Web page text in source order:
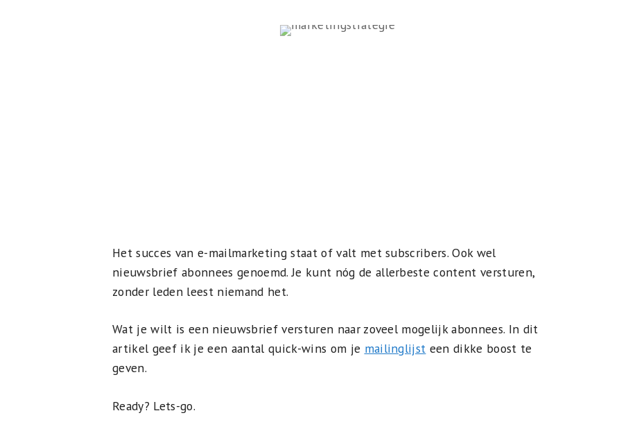
Het succes van e-mailmarketing staat of valt met subscribers. Ook wel
nieuwsbrief abonnees genoemd. Je kunt nóg de allerbeste content versturen,
zonder leden leest niemand het.
Wat je wilt is een nieuwsbrief versturen naar zoveel mogelijk abonnees. In dit
artikel geef ik je een aantal quick-wins om je mailinglijst een dikke boost te
geven.
Ready? Lets-go.